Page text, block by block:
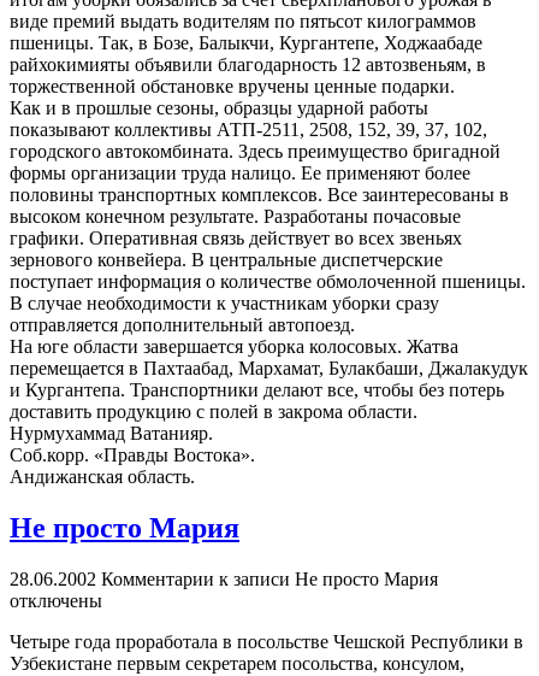
виде премий выдать водителям по пятьсот килограммов
пшеницы. Так, в Бозе, Балыкчи, Кургантепе, Ходжаабаде
райхокимияты объявили благодарность 12 автозвеньям, в
торжественной обстановке вручены ценные подарки.
Как и в прошлые сезоны, образцы ударной работы
показывают коллективы АТП-2511, 2508, 152, 39, 37, 102,
городского автокомбината. Здесь преимущество бригадной
формы организации труда налицо. Ее применяют более
половины транспортных комплексов. Все заинтересованы в
высоком конечном результате. Разработаны почасовые
графики. Оперативная связь действует во всех звеньях
зернового конвейера. В центральные диспетчерские
поступает информация о количестве обмолоченной пшеницы.
В случае необходимости к участникам уборки сразу
отправляется дополнительный автопоезд.
На юге области завершается уборка колосовых. Жатва
перемещается в Пахтаабад, Мархамат, Булакбаши, Джалакудук
и Кургантепа. Транспортники делают все, чтобы без потерь
доставить продукцию с полей в закрома области.
Нурмухаммад Ватанияр.
Соб.корр. «Правды Востока».
Андижанская область.
Не просто Мария
28.06.2002 Комментарии к записи Не просто Мария
отключены
Четыре года проработала в посольстве Чешской Республики в
Узбекистане первым секретарем посольства, консулом,